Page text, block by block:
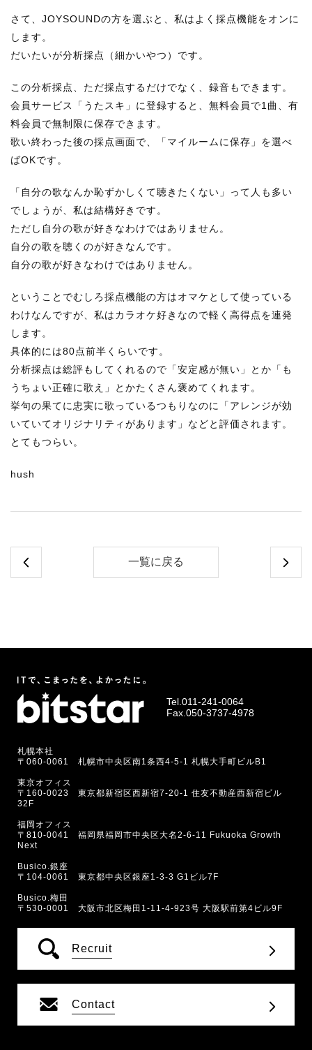
さて、JOYSOUNDの方を選ぶと、私はよく採点機能をオンに
します。
だいたいが分析採点（細かいやつ）です。
この分析採点、ただ採点するだけでなく、録音もできます。
会員サービス「うたスキ」に登録すると、無料会員で1曲、有
料会員で無制限に保存できます。
歌い終わった後の採点画面で、「マイルームに保存」を選べ
ばOKです。
「自分の歌なんか恥ずかしくて聴きたくない」って人も多い
でしょうが、私は結構好きです。
ただし自分の歌が好きなわけではありません。
自分の歌を聴くのが好きなんです。
自分の歌が好きなわけではありません。
ということでむしろ採点機能の方はオマケとして使っている
わけなんですが、私はカラオケ好きなので軽く高得点を連発
します。
具体的には80点前半くらいです。
分析採点は総評もしてくれるので「安定感が無い」とか「も
うちょい正確に歌え」とかたくさん褒めてくれます。
挙句の果てに忠実に歌っているつもりなのに「アレンジが効
いていてオリジナリティがあります」などと評価されます。
とてもつらい。
hush
一覧に戻る
Tel. 011-241-0064
Fax.050-3737-4978
札幌本社
〒060-0061 札幌市中央区南1条西4-5-1 札幌大手町ビルB1
東京オフィス
〒160-0023 東京都新宿区西新宿7-20-1 住友不動産西新宿ビル
32F
福岡オフィス
〒810-0041 福岡県福岡市中央区大名2-6-11 Fukuoka Growth
Next
Busico.銀座
〒104-0061 東京都中央区銀座1-3-3 G1ビル7F
Busico.梅田
〒530-0001 大阪市北区梅田1-11-4-923号 大阪駅前第4ビル9F
Recruit
Contact